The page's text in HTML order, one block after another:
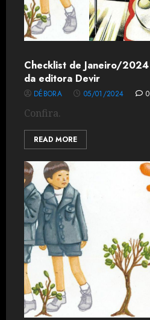
Checklist de Janeiro/2024
da editora Devir
DÉBORA 05/01/2024 0
Confira.
READ MORE